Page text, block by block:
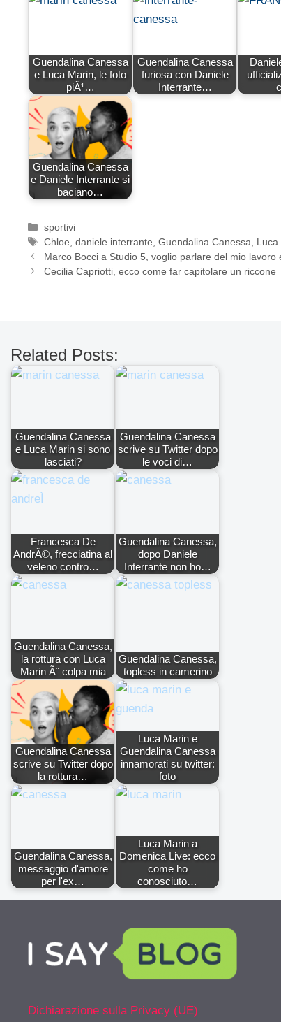
Guendalina Canessa
e Luca Marin, le foto
piÃ¹…
Guendalina Canessa
furiosa con Daniele
Interrante…
Guendalina Canessa
e Daniele Interrante si
baciano…
Categorie
sportivi
Tag
Chloe ,daniele interrante ,Guendalina Canessa
Luca
Marco Bocci a Studio 5, voglio parlare del mio lavoro
Cecilia Capriotti, ecco come far capitolare un riccone
Related Posts:
Guendalina Canessa
e Luca Marin si sono
lasciati?
Guendalina Canessa
scrive su Twitter dopo
le voci di…
Francesca De
AndrÃ©, frecciatina al
veleno contro…
Guendalina Canessa,
dopo Daniele
Interrante non ho…
Guendalina Canessa,
la rottura con Luca
Marin Ã¨ colpa mia
Guendalina Canessa,
topless in camerino
Guendalina Canessa
scrive su Twitter dopo
la rottura…
Luca Marin e
Guendalina Canessa
innamorati su twitter:
foto
Guendalina Canessa,
messaggio d'amore
per l'ex…
Luca Marin a
Domenica Live: ecco
come ho
conosciuto…
Dichiarazione sulla Privacy (UE)